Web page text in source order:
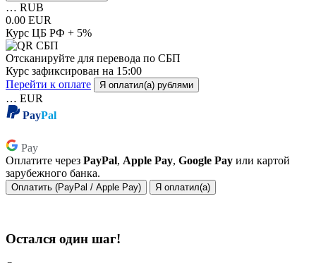
… RUB
0.00 EUR
Курс ЦБ РФ + 5%
Отсканируйте для перевода по СБП
Курс зафиксирован на 15:00
Перейти к оплате
Я оплатил(а) рублями
… EUR
PayPal
Pay
Оплатите через PayPal, Apple Pay, Google Pay или картой
зарубежного банка.
Оплатить (PayPal / Apple Pay) Я оплатил(а)
Остался один шаг!